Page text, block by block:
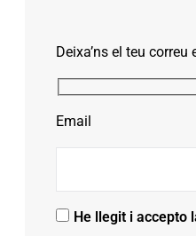
Deixa’ns el teu
Email
He llegit i accepto